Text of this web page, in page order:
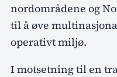
nordområdene og
til å øve
operativt miljø.
I motsetning til en